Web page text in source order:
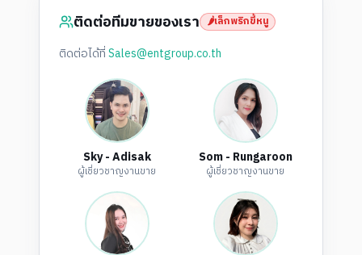
ติดต่อทีมขายของเรา 🌶️เล็กพริกขี้หนู
ติดต่อได้ที่Sales@entgroup.co.th
Sky - Adisak
ผู้เชี่ยวชาญงานขาย
Som - Rungaroon
ผู้เชี่ยวชาญงานขาย